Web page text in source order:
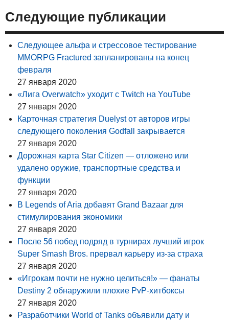
Следующие публикации
Следующее альфа и стрессовое тестирование
MMORPG Fractured запланированы на конец
февраля
27 января 2020
«Лига Overwatch» уходит с Twitch на YouTube
27 января 2020
Карточная стратегия Duelyst от авторов игры
следующего поколения Godfall закрывается
27 января 2020
Дорожная карта Star Citizen — отложено или
удалено оружие, транспортные средства и
функции
27 января 2020
В Legends of Aria добавят Grand Bazaar для
стимулирования экономики
27 января 2020
После 56 побед подряд в турнирах лучший игрок
Super Smash Bros. прервал карьеру из-за страха
27 января 2020
«Игрокам почти не нужно целиться!» — фанаты
Destiny 2 обнаружили плохие PvP-хитбоксы
27 января 2020
Разработчики World of Tanks объявили дату и